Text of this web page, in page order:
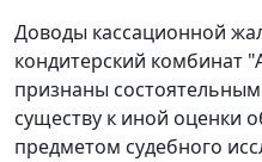
Доводы кассационной
кондитерский комбинат
признаны
существу к иной оценки
предметом судебного